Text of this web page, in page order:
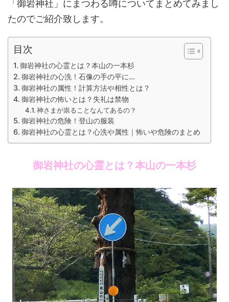
「御岩神社」にまつわる噂についてまとめてみまし
たのでご紹介致します。
目次
御岩神社の心霊とは？本山の一本杉
御岩神社の心洗！石像の手の平に...
御岩神社の属性！計算方法や相性とは？
御岩神社の怖いとは？失礼は禁物
神さまが祟ることなんてあるの？
御岩神社の危険！登山の服装
御岩神社の心霊とは？心洗や属性｜怖いや危険のまとめ
御岩神社の心霊とは？本山の一本杉